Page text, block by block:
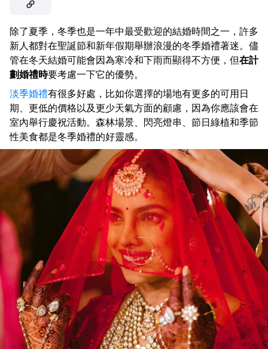
除了夏季，冬季也是一年中最受歡迎的結婚時間之一，許多
新人都對在聖誕節和新年假期舉辦浪漫的冬季婚禮著迷。儘
管在冬天結婚可能會因為寒冷和下雨而顯得不方便，但在計
劃婚禮時要考慮一下它的優勢。
淡季婚禮有很多好處，比如你選擇的場地有更多的可用日
期、更低的價格以及更少天氣方面的顧慮，因為你應該會在
室內舉行慶祝活動。森林場景、閃亮燈串、節日綠植和季節
性美食都是冬季婚禮的好靈感。